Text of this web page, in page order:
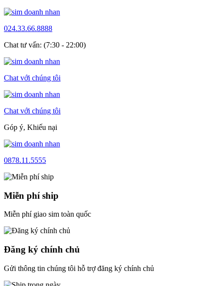
024.33.66.8888
Chat tư vấn: (7:30 - 22:00)
Chat với chúng tôi
Chat với chúng tôi
Góp ý, Khiếu nại
0878.11.5555
Miễn phí ship
Miễn phí giao sim toàn quốc
Đăng ký chính chủ
Gửi thông tin chúng tôi hỗ trợ đăng ký chính chủ